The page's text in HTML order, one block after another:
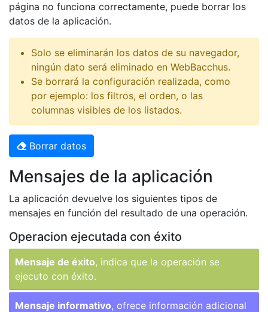
página no funciona correctamente, puede borrar los
datos de la aplicación.
Solo se eliminarán los datos de su navegador,
ningún dato será eliminado en WebBacchus.
Se borrará la configuración realizada, como
por ejemplo: los filtros, el orden, o las
columnas visibles de los listados.
Borrar datos
Mensajes de la aplicación
La aplicación devuelve los siguientes tipos de
mensajes en función del resultado de una operación.
Operacion ejecutada con éxito
Mensaje de éxito, indica que la operación se
ejecuto con éxito.
Mensaje informativo, ofrece información adicional